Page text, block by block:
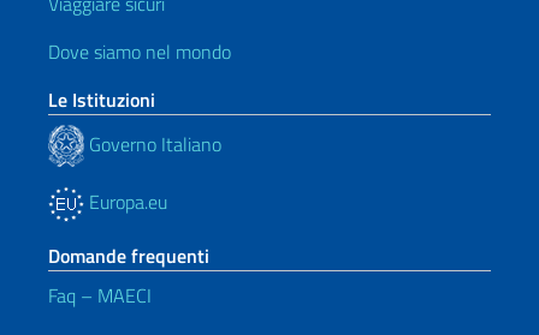
Dove siamo nel mondo
Le Istituzioni
Governo Italiano
Europa.eu
Domande frequenti
Faq – MAECI